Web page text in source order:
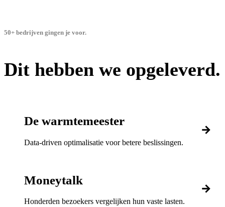
Dit hebben we opgeleverd.
50+ bedrijven gingen je voor.
De warmtemeester
Data-driven optimalisatie voor betere beslissingen.
Moneytalk
Honderden bezoekers vergelijken hun vaste lasten.